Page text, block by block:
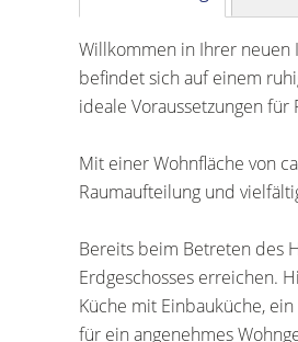
Willkommen in Ihrer neuen
befindet sich auf einem
ideale Voraussetzungen
Mit einer Wohnfläche von
Raumaufteilung und
Bereits beim Betreten des
Erdgeschosses erreichen.
Küche mit Einbauküche,
für ein angenehmes